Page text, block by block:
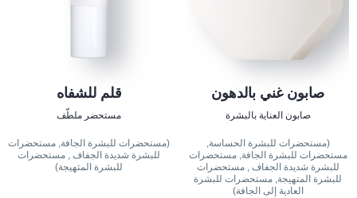
صابون غني بالدهون
صابون العناية بالبشرة
(مستحضرات للبشرة الحساسة,
مستحضرات للبشرة الجافة, مستحضرات
للبشرة شديدة الجفاف , مستحضرات
للبشرة المتهيجة, مستحضرات للبشرة
العادية إلى الجافة)
قلم للشفاه
مستحضر ملطّف
(مستحضرات للبشرة الجافة, مستحضرات
للبشرة شديدة الجفاف , مستحضرات
للبشرة المتهيجة)